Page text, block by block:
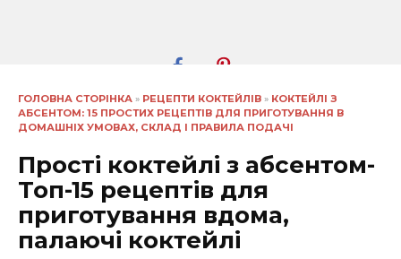
ГОЛОВНА СТОРІНКА » РЕЦЕПТИ КОКТЕЙЛІВ » КОКТЕЙЛІ З
АБСЕНТОМ: 15 ПРОСТИХ РЕЦЕПТІВ ДЛЯ ПРИГОТУВАННЯ В
ДОМАШНІХ УМОВАХ, СКЛАД І ПРАВИЛА ПОДАЧІ
Прості коктейлі з абсентом-
Топ-15 рецептів для
приготування вдома,
палаючі коктейлі